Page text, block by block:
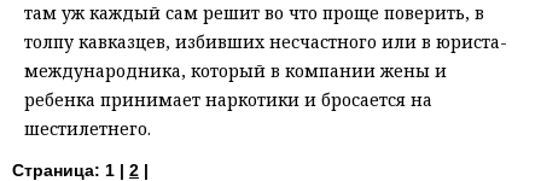
там уж каждый сам решит во что проще поверить, в
толпу кавказцев, избивших несчастного или в юриста-
международника, который в компании жены и
ребенка принимает наркотики и бросается на
шестилетнего.
Страница: 1 | 2 |